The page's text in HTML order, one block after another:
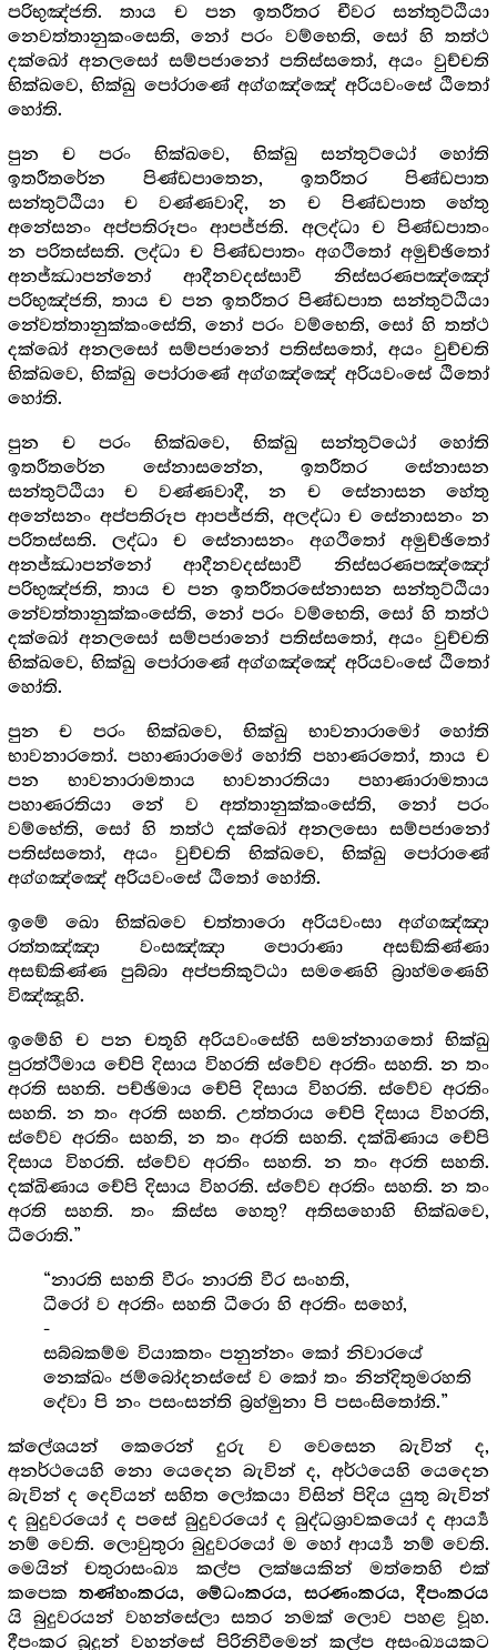
පරිභුඤ්ජති. තාය ච පන ඉතරීතර චීවර සන්තුට්ඨියා
නෙවත්තානුකංසෙති, නෝ පරං වම්භෙති, සෝ හි තත්ථ
දක්ඛෝ අනලසෝ සම්පජානෝ පතිස්සතෝ, අයං වුච්චති
භික්ඛවෙ, භික්ඛු පෝරාණේ අග්ගඤ්ඤේ අරියවංසේ ඨිතෝ
හෝති.
පුන ච පරං භික්ඛවෙ, භික්ඛු සන්තුට්ඨෝ හෝති
ඉතරීතරේන පිණ්ඩපාතෙන, ඉතරීතර පිණ්ඩපාත
සන්තුට්ඨියා ච වණ්ණවාදි, න ච පිණ්ඩපාත හේතු
අනේසනං අප්පතිරූපං ආපජ්ජති. අලද්ධා ච පිණ්ඩපාතං
න පරිතස්සති. ලද්ධා ච පිණ්ඩපාතං අගථිතෝ අමුච්ඡිතෝ
අනජ්ඣාපන්නෝ ආදීනවදස්සාවී නිස්සරණපඤ්ඤෝ
පරිභුඤ්ජති, තාය ච පන ඉතරීතර පිණ්ඩපාත සන්තුට්ඨියා
නේවත්තානුක්කංසේති, නෝ පරං වම්භෙති, සෝ හි තත්ථ
දක්ඛෝ අනලසෝ සම්පජානෝ පතිස්සතෝ, අයං වුච්චති
භික්ඛවෙ, භික්ඛු පෝරාණේ අග්ගඤ්ඤේ අරියවංසේ ඨිතෝ
හෝති.
පුන ච පරං භික්ඛවෙ, භික්ඛු සන්තුට්ඨෝ හෝති
ඉතරීතරේන සේනාසනේන, ඉතරීතර සේනාසන
සන්තුට්ඨියා ච වණ්ණවාදී, න ච සේනාසන හේතු
අනේසනං අප්පතිරූප ආපජ්ජති, අලද්ධා ච සේනාසනං න
පරිතස්සති. ලද්ධා ච සේනාසනං අගථිතෝ අමුච්ඡිතෝ
අනජ්ඣාපන්නෝ ආදීනවදස්සාවී නිස්සරණපඤ්ඤෝ
පරිභුඤ්ජති, තාය ච පන ඉතරීතරසේනාසන සන්තුට්ඨියා
නේවත්තානුක්කංසේති, නෝ පරං වම්භෙති, සෝ හි තත්ථ
දක්ඛෝ අනලසෝ සම්පජානෝ පතිස්සතෝ, අයං වුච්චති
භික්ඛවෙ, භික්ඛු පෝරාණේ අග්ගඤ්ඤේ අරියවංසේ ඨිතෝ
හෝති.
පුන ච පරං භික්ඛවෙ, භික්ඛු භාවනාරාමෝ හෝති
භාවනාරතෝ. පහාණාරාමෝ හෝති පහාණරතෝ, තාය ච
පන භාවනාරාමතාය භාවනාරතියා පහාණාරාමතාය
පහාණරතියා නේ ව අත්තානුක්කංසේති, නෝ පරං
වම්භේති, සෝ හි තත්ථ දක්ඛෝ අනලසො සම්පජානෝ
පතිස්සතෝ, අයං වුච්චති භික්ඛවෙ, භික්ඛු පෝරාණේ
අග්ගඤ්ඤේ අරියවංසේ ඨිතෝ හෝති.
ඉමේ ඛො භික්ඛවෙ චත්තාරො අරියවංසා අග්ගඤ්ඤා
රත්තඤ්ඤා වංසඤ්ඤා පොරාණා අසඞ්කිණ්ණා
අසඞ්කිණ්ණ පුබ්බා අප්පතිකුට්ඨා සමණෙහි බ්‍රාහ්මණෙහි
විඤ්ඤූහි.
ඉමේහි ච පන චතූහි අරියවංසේහි සමන්නාගතෝ භික්ඛු
පුරත්ථිමාය චේපි දිසාය විහරති ස්වේව අරතිං සහති. න තං
අරති සහති. පච්ඡිමාය චේපි දිසාය විහරති. ස්වේව අරතිං
සහති. න තං අරති සහති. උත්තරාය චේපි දිසාය විහරති,
ස්වේව අරතිං සහති, න තං අරති සහති. දක්ඛිණාය චේපි
දිසාය විහරති. ස්වේව අරතිං සහති. න තං අරති සහති.
දක්ඛිණාය චේපි දිසාය විහරති. ස්වේව අරතිං සහති. න තං
අරති සහති. තං කිස්ස හෙතු? අතිසහොහි භික්ඛවෙ,
ධීරොති.”
“නාරති සහති වීරං නාරති වීර සංහති,
ධීරෝ ව අරතිං සහති ධීරො හි අරතිං සහෝ,
-
සබ්බකම්ම වියාකතං පනුන්නං කෝ නිවාරයේ
නෙක්ඛං ජම්බෝදනස්සේ ව කෝ තං නින්දිතුමරහති
දේවා පි නං පසංසන්ති බ්‍ර‍හ්මුනා පි පසංසිතෝති.”
ක්ලේශයන් කෙරෙන් දුරු ව වෙසෙන බැවින් ද,
අනර්ථයෙහි නො යෙදෙන බැවින් ද, අර්ථයෙහි යෙදෙන
බැවින් ද දෙවියන් සහිත ලෝකයා විසින් පිදිය යුතු බැවින්
ද බුදුවරයෝ ද පසේ බුදුවරයෝ ද බුද්ධශ්‍රාවකයෝ ද ආර්‍ය්‍ය
නම් වෙති. ලොවුතුරා බුදුවරයෝ ම හෝ ආර්‍ය්‍ය නම් වෙති.
මෙයින් චතුරාසංඛ්‍ය කල්ප ලක්ෂයකින් මත්තෙහි එක්
කපෙකතණ්හංකරය, මේධංකරය, සරණංකරය, දීපංකරය
යි බුදුවරයන් වහන්සේලා සතර නමක් ලොව පහළ වූහ.
දීපංකර බුදුන් වහන්සේ පිරිනිවීමෙන් කල්ප අසංඛ්‍යයකට